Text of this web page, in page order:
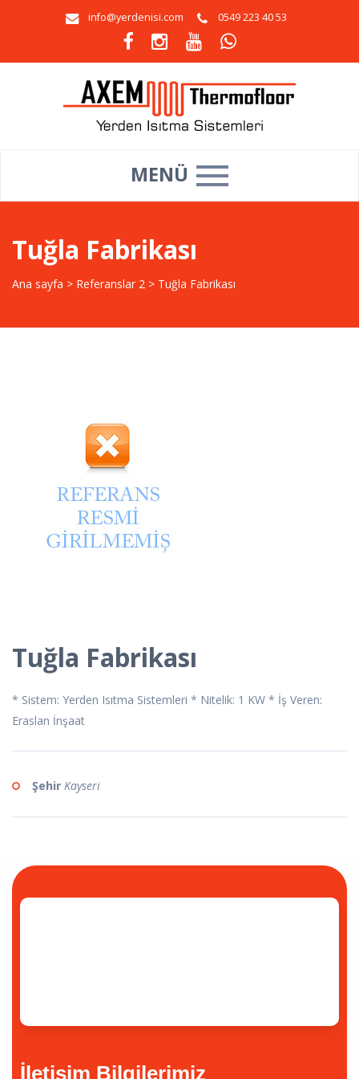
info@yerdenisi.com 0549 223 40 53
MENÜ
Tuğla Fabrikası
Ana sayfa > Referanslar 2 > Tuğla Fabrikası
Tuğla Fabrikası
* Sistem: Yerden Isıtma Sistemleri * Nitelik: 1 KW * İş Veren:
Eraslan İnşaat
Şehir Kayseri
İletişim Bilgilerimiz